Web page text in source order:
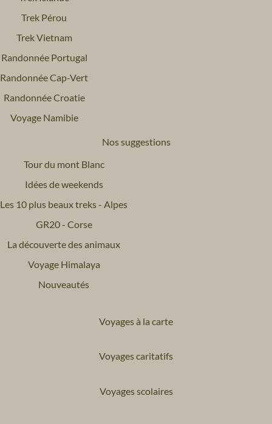
Trek Pérou
Trek Vietnam
Randonnée Portugal
Randonnée Cap-Vert
Randonnée Croatie
Voyage Namibie
Nos suggestions
Tour du mont Blanc
Idées de weekends
Les 10 plus beaux treks - Alpes
GR20 - Corse
La découverte des animaux
Voyage Himalaya
Nouveautés
Voyages à la carte
Voyages caritatifs
Voyages scolaires